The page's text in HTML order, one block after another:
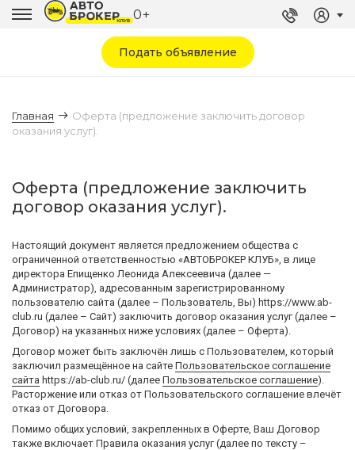
0+
Подать объявление
Главная
Оферта (предложение заключить договор
оказания услуг).
Оферта (предложение заключить
договор оказания услуг).
Настоящий документ является предложением общества с
ограниченной ответственностью «АВТОБРОКЕР КЛУБ», в лице
директора Епищенко Леонида Алексеевича (далее —
Администратор), адресованным зарегистрированному
пользователю сайта (далее – Пользователь, Вы) https://www.ab-
club.ru (далее – Сайт) заключить договор оказания услуг (далее –
Договор) на указанных ниже условиях (далее – Оферта).
Договор может быть заключён лишь с Пользователем, который
заключил размещённое на сайте Пользовательское соглашение
сайта https://ab-club.ru/ (далее Пользовательское соглашение).
Расторжение или отказ от Пользовательского соглашение влечёт
отказ от Договора.
Помимо общих условий, закрепленных в Оферте, Ваш Договор
также включает Правила оказания услуг (далее по тексту –